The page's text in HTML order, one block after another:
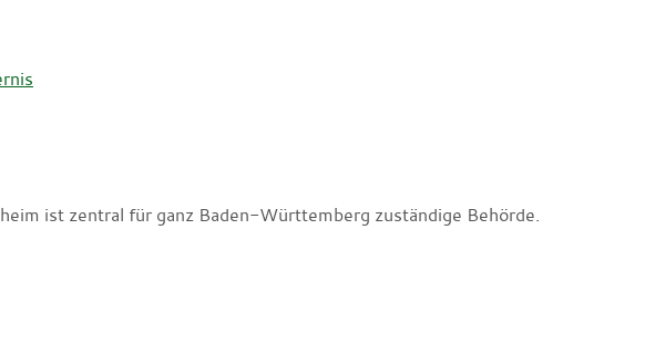
ist zentral für ganz Baden-Württemberg zuständige Behörde.